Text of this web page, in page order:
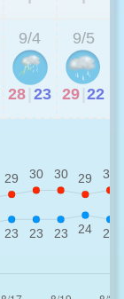
9/4
28 23
9/5
29 22